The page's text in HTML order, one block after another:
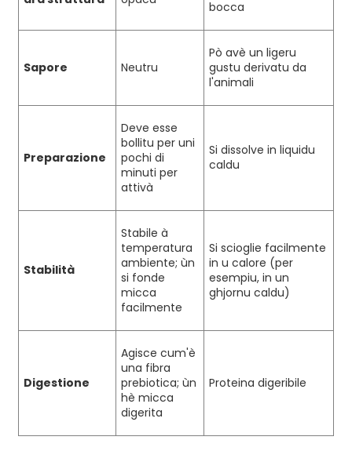
bocca
Sapore Neutru
Pò avè un ligeru
gustu derivatu da
l'animali
Preparazione
Deve esse
bollitu per uni
pochi di
minuti per
attivà
Si dissolve in liquidu
caldu
Stabilità
Stabile à
temperatura
ambiente; ùn
si fonde
micca
facilmente
Si scioglie facilmente
in u calore (per
esempiu, in un
ghjornu caldu)
Digestione
Agisce cum'è
una fibra
prebiotica; ùn
hè micca
digerita
Proteina digeribile